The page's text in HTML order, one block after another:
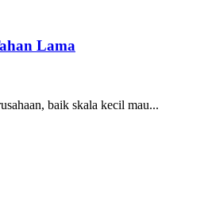
Lama
baik skala kecil mau...